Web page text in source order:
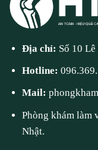
Địa chỉ: Số 10
Hotline:
Mail:
Phòng khám làm
Nhật.